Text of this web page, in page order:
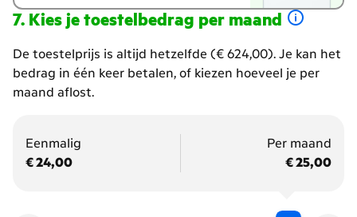
Kies je toestelbedrag per maand
Hoeveel
wil
je
gaan
betalen?
De toestelprijs is altijd hetzelfde (€ 624,00). Je kan het
bedrag in één keer betalen, of kiezen hoeveel je per
maand aflost.
Eenmalig
€ 24,00
Per maand
€ 25,00